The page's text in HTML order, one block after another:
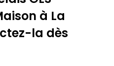
à La
la dès